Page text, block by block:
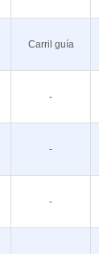
Carril guía
-
-
-